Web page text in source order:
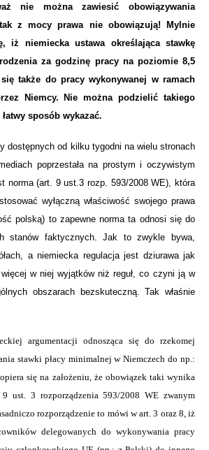
nie można zawiesić obowiązywania
z mocy prawa nie obowiązują!
Mylnie
iż niemiecka ustawa określająca stawkę
za godzinę pracy na poziomie 8,5
także do pracy wykonywanej w ramach
Niemcy. Nie można podzielić takiego
sposób wykazać.
dostępnych od kilku tygodni na wielu stronach
poprzestała na prostym i oczywistym
norma (art. 9 ust.3 rozp. 593/2008 WE), która
wyłączną właściwość swojego prawa
polską) to zapewne norma ta odnosi się do
stanów faktycznych. Jak to zwykle bywa,
a niemiecka regulacja jest dziurawa jak
w niej wyjątków niż reguł, co czyni ją w
obszarach bezskuteczną. Tak właśnie
argumentacji odnosząca się do rzekomej
stawki płacy minimalnej w Niemczech do np.:
się na założeniu, że obowiązek taki wynika
ust. 3 rozporządzenia 593/2008 WE zwanym
rozporządzenie to mówi w art. 3 oraz 8, iż
delegowanych do wykonywania pracy